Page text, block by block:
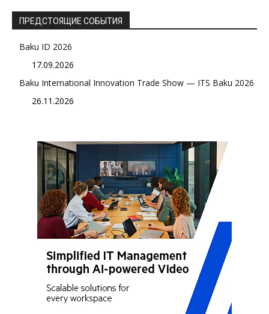
ПРЕДСТОЯЩИЕ СОБЫТИЯ
Baku ID 2026
17.09.2026
Baku International Innovation Trade Show — ITS Baku 2026
26.11.2026